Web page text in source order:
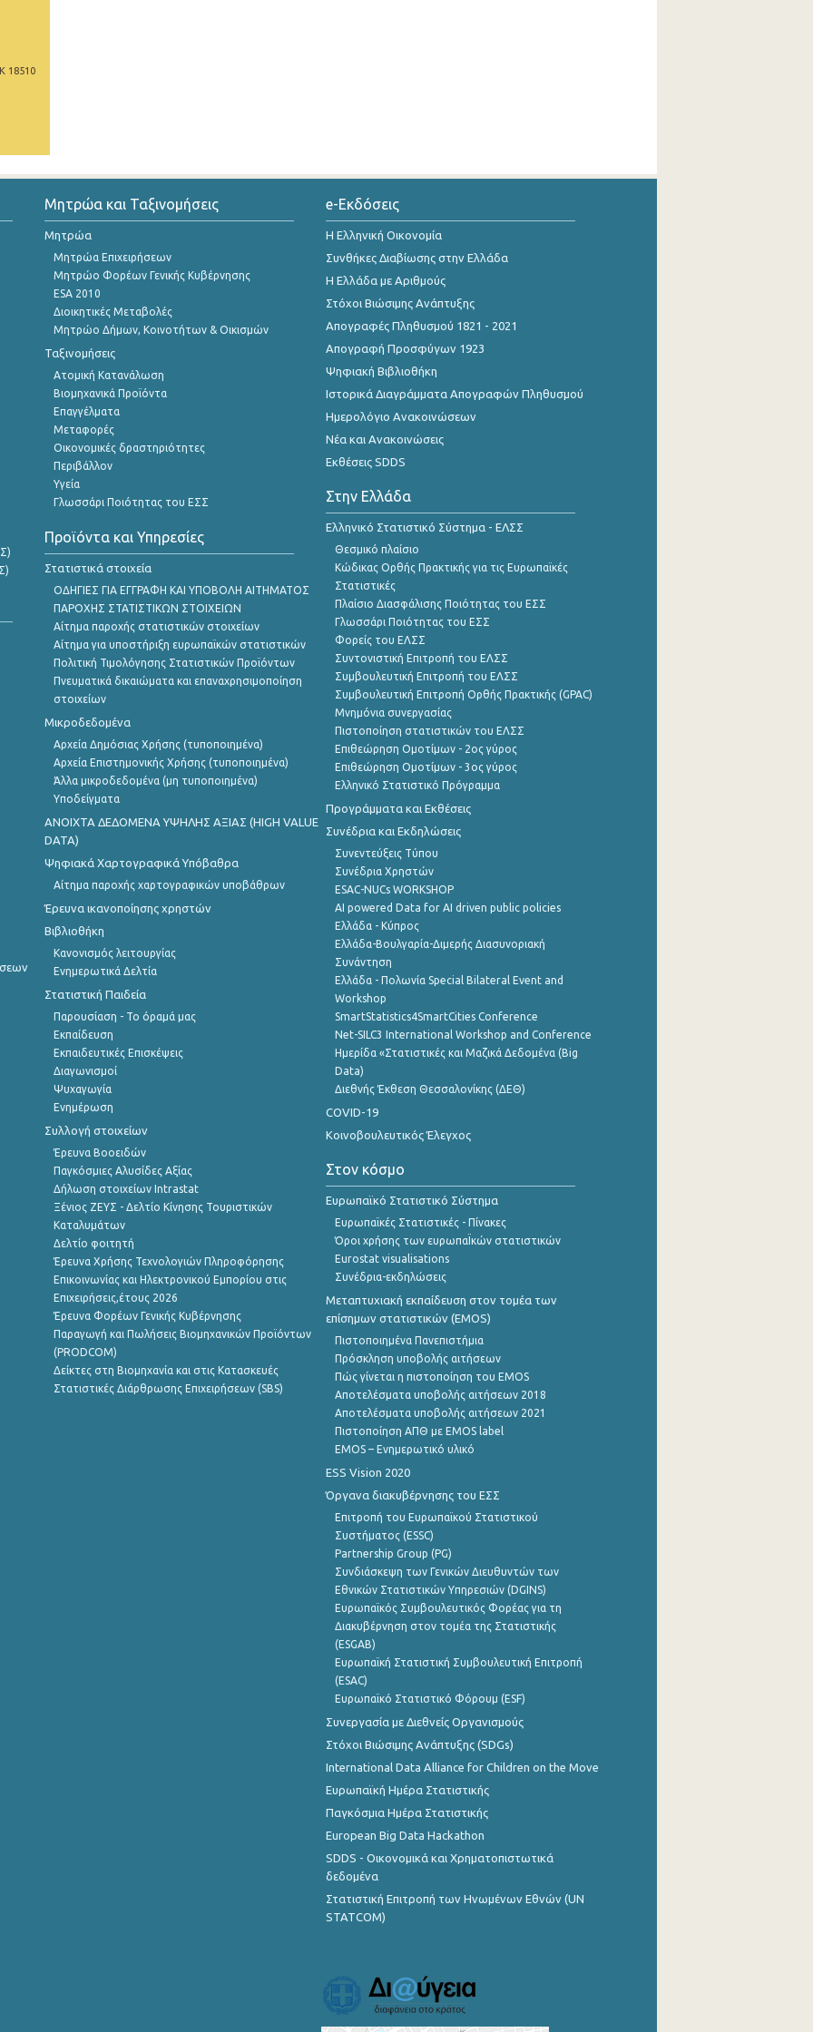
18510
Μητρώα και Ταξινομήσεις
Μητρώα
Μητρώα Επιχειρήσεων
Μητρώο Φορέων Γενικής Κυβέρνησης
ESA 2010
Διοικητικές Μεταβολές
Μητρώο Δήμων, Κοινοτήτων & Οικισμών
Ταξινομήσεις
Ατομική Κατανάλωση
Βιομηχανικά Προϊόντα
Επαγγέλματα
Μεταφορές
Οικονομικές δραστηριότητες
Περιβάλλον
Υγεία
Γλωσσάρι Ποιότητας του ΕΣΣ
Προϊόντα και Υπηρεσίες
Στατιστικά στοιχεία
ΟΔΗΓΙΕΣ ΓΙΑ ΕΓΓΡΑΦΗ ΚΑΙ ΥΠΟΒΟΛΗ ΑΙΤΗΜΑΤΟΣ
ΠΑΡΟΧΗΣ ΣΤΑΤΙΣΤΙΚΩΝ ΣΤΟΙΧΕΙΩΝ
Αίτημα παροχής στατιστικών στοιχείων
Αίτημα για υποστήριξη ευρωπαϊκών στατιστικών
Πολιτική Τιμολόγησης Στατιστικών Προϊόντων
Πνευματικά δικαιώματα και επαναχρησιμοποίηση
στοιχείων
Μικροδεδομένα
Αρχεία Δημόσιας Χρήσης (τυποποιημένα)
Αρχεία Επιστημονικής Χρήσης (τυποποιημένα)
Άλλα μικροδεδομένα (μη τυποποιημένα)
Υποδείγματα
ANOIXTA ΔΕΔΟΜΕΝΑ ΥΨΗΛΗΣ ΑΞΙΑΣ (HIGH VALUE
DATA)
Ψηφιακά Χαρτογραφικά Υπόβαθρα
Αίτημα παροχής χαρτογραφικών υποβάθρων
Έρευνα ικανοποίησης χρηστών
Βιβλιοθήκη
Κανονισμός λειτουργίας
Ενημερωτικά Δελτία
Στατιστική Παιδεία
Παρουσίαση - Το όραμά μας
Εκπαίδευση
Εκπαιδευτικές Επισκέψεις
Διαγωνισμοί
Ψυχαγωγία
Ενημέρωση
Συλλογή στοιχείων
Έρευνα Βοοειδών
Παγκόσμιες Αλυσίδες Αξίας
Δήλωση στοιχείων Intrastat
Ξένιος ΖΕΥΣ - Δελτίο Κίνησης Τουριστικών
Καταλυμάτων
Δελτίο φοιτητή
Έρευνα Χρήσης Τεχνολογιών Πληροφόρησης
Επικοινωνίας και Ηλεκτρονικού Εμπορίου στις
Επιχειρήσεις,έτους 2026
Έρευνα Φορέων Γενικής Κυβέρνησης
Παραγωγή και Πωλήσεις Βιομηχανικών Προϊόντων
(PRODCOM)
Δείκτες στη Βιομηχανία και στις Κατασκευές
Στατιστικές Διάρθρωσης Επιχειρήσεων (SBS)
e-Εκδόσεις
Η Ελληνική Οικονομία
Συνθήκες Διαβίωσης στην Ελλάδα
Η Ελλάδα με Αριθμούς
Στόχοι Βιώσιμης Ανάπτυξης
Απογραφές Πληθυσμού 1821 - 2021
Απογραφή Προσφύγων 1923
Ψηφιακή Βιβλιοθήκη
Ιστορικά Διαγράμματα Απογραφών Πληθυσμού
Ημερολόγιο Ανακοινώσεων
Νέα και Ανακοινώσεις
Εκθέσεις SDDS
Στην Ελλάδα
Ελληνικό Στατιστικό Σύστημα - ΕΛΣΣ
Θεσμικό πλαίσιο
Κώδικας Ορθής Πρακτικής για τις Ευρωπαϊκές
Στατιστικές
Πλαίσιο Διασφάλισης Ποιότητας του ΕΣΣ
Γλωσσάρι Ποιότητας του ΕΣΣ
Φορείς του ΕΛΣΣ
Συντονιστική Επιτροπή του ΕΛΣΣ
Συμβουλευτική Επιτροπή του ΕΛΣΣ
Συμβουλευτική Επιτροπή Ορθής Πρακτικής (GPAC)
Μνημόνια συνεργασίας
Πιστοποίηση στατιστικών του ΕΛΣΣ
Επιθεώρηση Ομοτίμων - 2ος γύρος
Επιθεώρηση Ομοτίμων - 3ος γύρος
Ελληνικό Στατιστικό Πρόγραμμα
Προγράμματα και Εκθέσεις
Συνέδρια και Εκδηλώσεις
Συνεντεύξεις Τύπου
Συνέδρια Χρηστών
ESAC-NUCs WORKSHOP
AI powered Data for AI driven public policies
Ελλάδα - Κύπρος
Ελλάδα-Βουλγαρία-Διμερής Διασυνοριακή
Συνάντηση
Ελλάδα - Πολωνία Special Bilateral Event and
Workshop
SmartStatistics4SmartCities Conference
Net-SILC3 International Workshop and Conference
Ημερίδα «Στατιστικές και Μαζικά Δεδομένα (Big
Data)
Διεθνής Έκθεση Θεσσαλονίκης (ΔΕΘ)
COVID-19
Κοινοβουλευτικός Έλεγχος
Στον κόσμο
Ευρωπαϊκό Στατιστικό Σύστημα
Ευρωπαϊκές Στατιστικές - Πίνακες
Όροι χρήσης των ευρωπαΪκών στατιστικών
Eurostat visualisations
Συνέδρια-εκδηλώσεις
Μεταπτυχιακή εκπαίδευση στον τομέα των
επίσημων στατιστικών (EMOS)
Πιστοποιημένα Πανεπιστήμια
Πρόσκληση υποβολής αιτήσεων
Πώς γίνεται η πιστοποίηση του EMOS
Αποτελέσματα υποβολής αιτήσεων 2018
Αποτελέσματα υποβολής αιτήσεων 2021
Πιστοποίηση ΑΠΘ με EMOS label
EMOS – Ενημερωτικό υλικό
ESS Vision 2020
Όργανα διακυβέρνησης του ΕΣΣ
Επιτροπή του Ευρωπαϊκού Στατιστικού
Συστήματος (ESSC)
Partnership Group (PG)
Συνδιάσκεψη των Γενικών Διευθυντών των
Εθνικών Στατιστικών Υπηρεσιών (DGINS)
Ευρωπαϊκός Συμβουλευτικός Φορέας για τη
Διακυβέρνηση στον τομέα της Στατιστικής
(ESGAB)
Ευρωπαϊκή Στατιστική Συμβουλευτική Επιτροπή
(ESAC)
Ευρωπαϊκό Στατιστικό Φόρουμ (ESF)
Συνεργασία με Διεθνείς Οργανισμούς
Στόχοι Βιώσιμης Ανάπτυξης (SDGs)
International Data Alliance for Children on the Move
Ευρωπαϊκή Ημέρα Στατιστικής
Παγκόσμια Ημέρα Στατιστικής
European Big Data Hackathon
SDDS - Οικονομικά και Χρηματοπιστωτικά
δεδομένα
Στατιστική Επιτροπή των Ηνωμένων Εθνών (UN
STATCOM)